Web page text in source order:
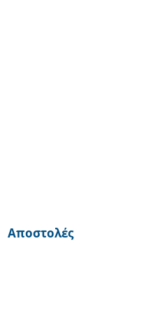
Αποστολές